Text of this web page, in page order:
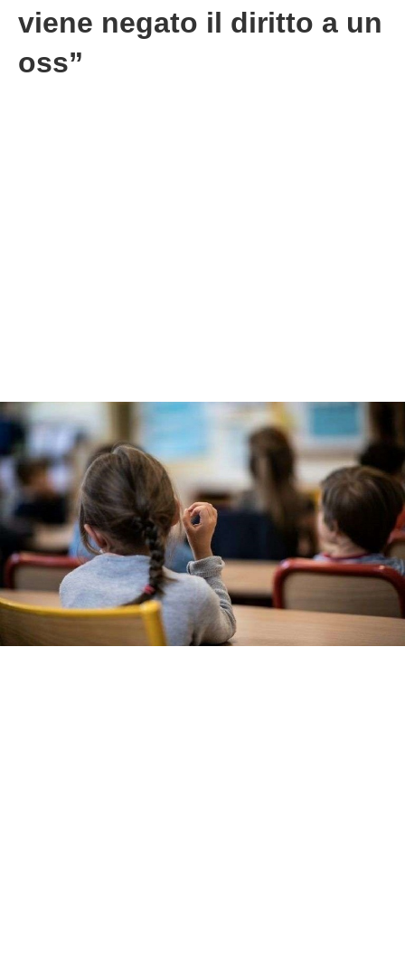
viene negato il diritto a un
oss”